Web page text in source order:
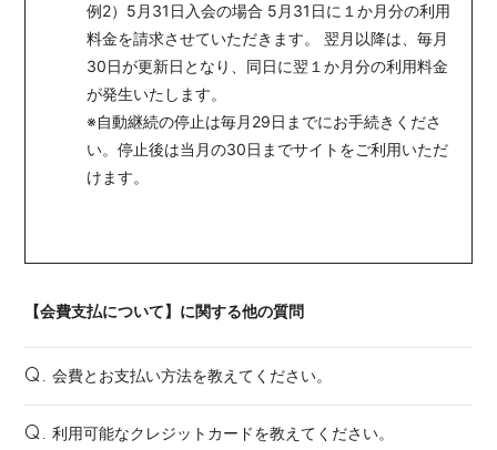
例2）5月31日入会の場合 5月31日に１か月分の利用
料金を請求させていただきます。 翌月以降は、毎月
30日が更新日となり、同日に翌１か月分の利用料金
が発生いたします。
※自動継続の停止は毎月29日までにお手続きくださ
い。停止後は当月の30日までサイトをご利用いただ
けます。
【会費支払について】に関する他の質問
Q. 会費とお支払い方法を教えてください。
Q. 利用可能なクレジットカードを教えてください。